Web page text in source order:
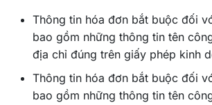
Thông tin hóa đơn bắt buộc đối
bao gồm những thông tin tên
địa chỉ đúng trên giấy phép kinh
Thông tin hóa đơn bắt buộc đối
bao gồm những thông tin tên